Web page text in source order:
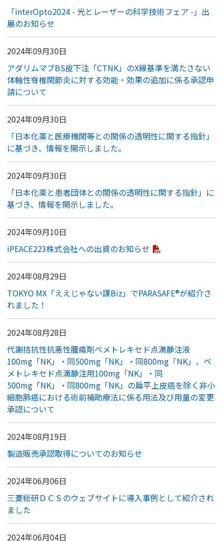
「interOpto2024 - 光とレーザーの科学技術フェア -」出
展のお知らせ
2024年09月30日
アダリムマブBS皮下注「CTNK」のX線基準を満たさない
体軸性脊椎関節炎に対する効能・効果の追加に係る承認申
請について
2024年09月30日
「日本化薬と医療機関等との関係の透明性に関する指針」
に基づき、情報を開示しました。
2024年09月30日
「日本化薬と患者団体との関係の透明性に関する指針」に
基づき、情報を開示しました。
2024年09月10日
iPEACE223株式会社への出資のお知らせ
2024年08月29日
TOKYO MX「ええじゃない課Biz」でPARASAFE®が紹介さ
れました！
2024年08月28日
代謝拮抗性抗悪性腫瘍剤ペメトレキセド点滴静注液
100mg「NK」・同500mg「NK」・同800mg「NK」、ペ
メトレキセド点滴静注用100mg「NK」・同
500mg「NK」・同800mg「NK」の扁平上皮癌を除く非小
細胞肺癌における術前補助療法に係る用法及び用量の変更
承認について
2024年08月19日
製造販売承認取得についてのお知らせ
2024年06月06日
三菱総研ＤＣＳのウェブサイトに導入事例として紹介され
ました
2024年06月04日